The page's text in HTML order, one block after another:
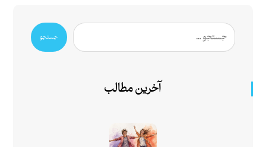
جستجو
آخرین مطالب